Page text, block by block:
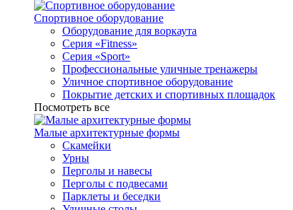
Спортивное оборудование
Оборудование для воркаута
Серия «Fitness»
Серия «Sport»
Профессиональные уличные тренажеры
Уличное спортивное оборудование
Покрытие детских и спортивных площадок
Посмотреть все
Малые архитектурные формы
Скамейки
Урны
Перголы и навесы
Перголы с подвесами
Парклеты и беседки